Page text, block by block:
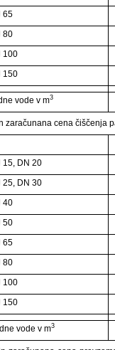
65
80
100
150
vode v m3
zaračunana cena čiščenja
15, DN 20
25, DN 30
40
50
65
80
100
150
vode v m3